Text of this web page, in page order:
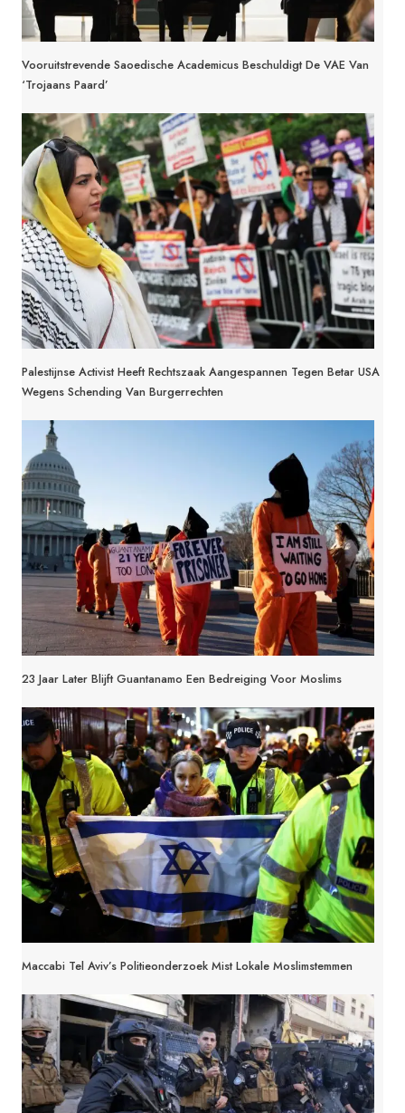
Vooruitstrevende Saoedische Academicus Beschuldigt De VAE Van
‘Trojaans Paard’
Palestijnse Activist Heeft Rechtszaak Aangespannen Tegen Betar USA
Wegens Schending Van Burgerrechten
23 Jaar Later Blijft Guantanamo Een Bedreiging Voor Moslims
Maccabi Tel Aviv’s Politieonderzoek Mist Lokale Moslimstemmen